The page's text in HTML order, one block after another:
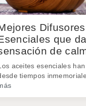
que
de
aceites esenciales
tiempos